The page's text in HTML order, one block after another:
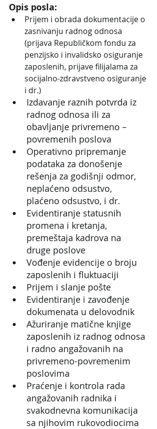
Opis posla:
Prijem i obrada dokumentacije o
zasnivanju radnog odnosa
(prijava Republičkom fondu za
penzijsko i invalidsko osiguranje
zaposlenih, prijave filijalama za
socijalno-zdravstveno osiguranje
i dr.)
Izdavanje raznih potvrda iz
radnog odnosa ili za
obavljanje privremeno –
povremenih poslova
Operativno pripremanje
podataka za donošenje
rešenja za godišnji odmor,
neplaćeno odsustvo,
plaćeno odsustvo, i dr.
Evidentiranje statusnih
promena i kretanja,
premeštaja kadrova na
druge poslove
Vođenje evidencije o broju
zaposlenih i fluktuaciji
Prijem i slanje pošte
Evidentiranje i zavođenje
dokumenata u delovodnik
Ažuriranje matične knjige
zaposlenih iz radnog odnosa
i radno angažovanih na
privremeno-povremenim
poslovima
Praćenje i kontrola rada
angažovanih radnika i
svakodnevna komunikacija
sa njihovim rukovodiocima